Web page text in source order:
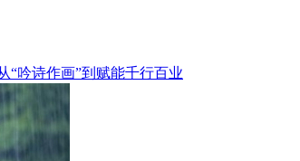
“吟诗作画”到赋能千行百业